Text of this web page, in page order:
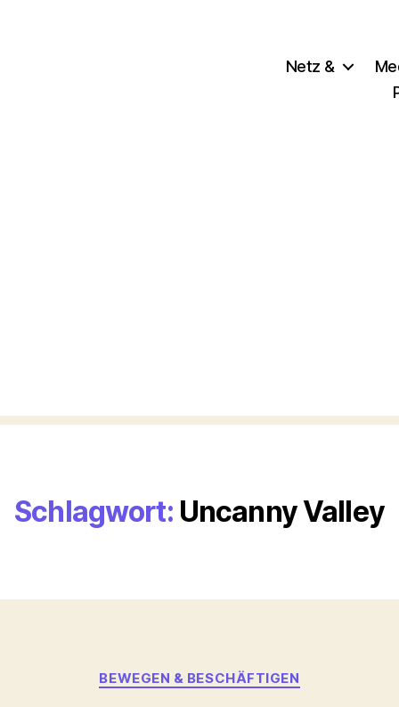
Netz &
Schlagwort: Uncanny Valley
Kategorien
BEWEGEN & BESCHÄFTIGEN